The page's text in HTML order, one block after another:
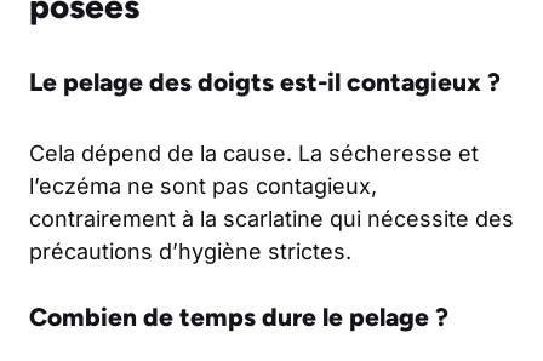
Le pelage des doigts est-il contagieux ?
Cela dépend de la cause. La sécheresse et
l’eczéma ne sont pas contagieux,
contrairement à la scarlatine qui nécessite des
précautions d’hygiène strictes.
Combien de temps dure le pelage ?